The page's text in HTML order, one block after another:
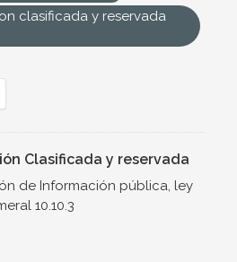
clasificada y reservada
Clasificada y reservada
de Información pública, ley
10.10.3